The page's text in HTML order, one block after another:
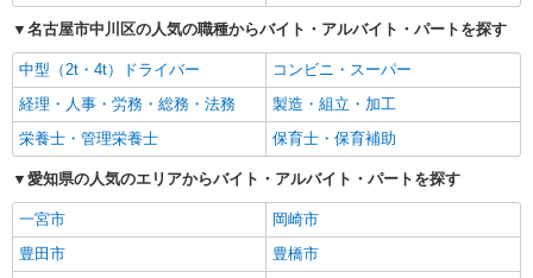
名古屋市中川区の人気の職種からバイト・アルバイト・パートを探す
中型（2t・4t）ドライバー
コンビニ・スーパー
経理・人事・労務・総務・法務
製造・組立・加工
栄養士・管理栄養士
保育士・保育補助
愛知県の人気のエリアからバイト・アルバイト・パートを探す
一宮市
岡崎市
豊田市
豊橋市